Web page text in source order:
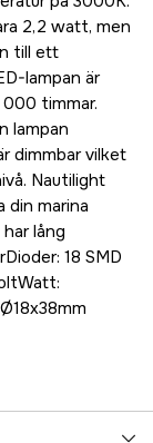
2,2 watt, men
till ett
lampan är
timmar.
lampan
dimmbar vilket
Nautilight
din marina
lång
18 SMD